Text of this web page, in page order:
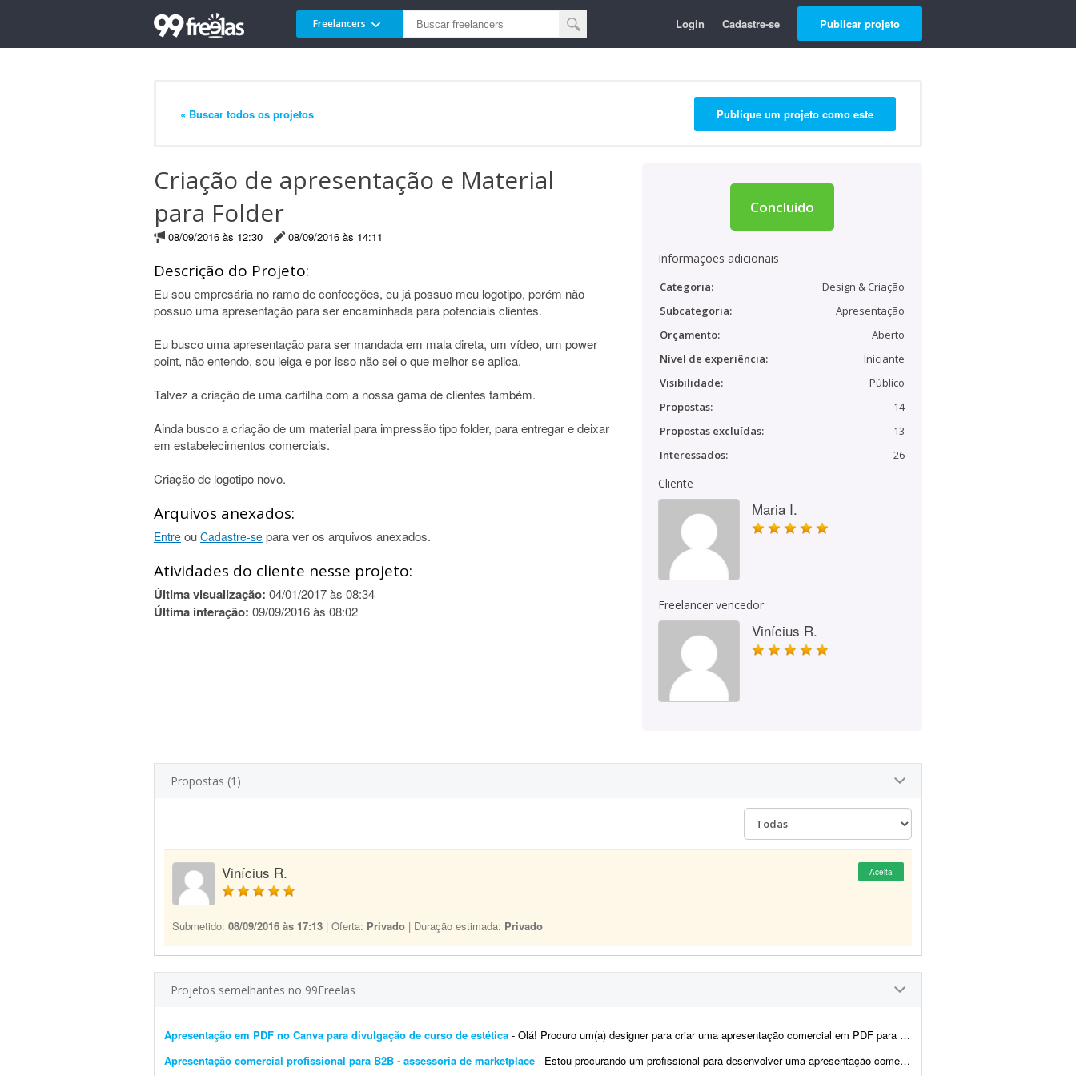
Freelancers Login Cadastre-se Publicar projeto
« Buscar todos os projetos Publique um projeto como este
Criação de apresentação e Material
para Folder
08/09/2016 às 12:30 08/09/2016 às 14:11
Descrição do Projeto:
Eu sou empresária no ramo de confecções, eu já possuo meu logotipo, porém não
possuo uma apresentação para ser encaminhada para potenciais clientes.
Eu busco uma apresentação para ser mandada em mala direta, um vídeo, um power
point, não entendo, sou leiga e por isso não sei o que melhor se aplica.
Talvez a criação de uma cartilha com a nossa gama de clientes também.
Ainda busco a criação de um material para impressão tipo folder, para entregar e deixar
em estabelecimentos comerciais.
Criação de logotipo novo.
Arquivos anexados:
Entre ou Cadastre-se para ver os arquivos anexados.
Atividades do cliente nesse projeto:
Última visualização: 04/01/2017 às 08:34
Última interação: 09/09/2016 às 08:02
Concluído
Informações adicionais
Categoria:
Design & Criação
Subcategoria:
Apresentação
Orçamento:
Aberto
Nível de experiência:
Iniciante
Visibilidade:
Público
Propostas:
14
Propostas excluídas:
13
Interessados:
26
Cliente
Maria I.
Freelancer vencedor
Vinícius R.
Propostas (1)
Vinícius R. Aceita
Submetido: 08/09/2016 às 17:13 | Oferta: Privado | Duração estimada: Privado
Projetos semelhantes no 99Freelas
Apresentação em PDF no Canva para divulgação de curso de estética - Olá! Procuro um(a) designer para criar uma apresentação comercial em PDF para divulgação de um curso profissional na área de estética e harmoniza&cc...
Apresentação comercial profissional para B2B - assessoria de marketplace - Estou procurando um profissional para desenvolver uma apresentação comercial profissional da minha empresa, com foco em vendas. O objetivo é criar uma apresentaçã...